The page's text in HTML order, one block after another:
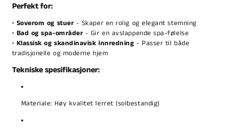
Perfekt for:
• Soverom og stuer - Skaper en rolig og elegant stemning
• Bad og spa-områder - Gir en avslappende spa-følelse
• Klassisk og skandinavisk innredning - Passer til både
tradisjonelle og moderne hjem
Tekniske spesifikasjoner:
Materiale: Høy kvalitet lerret (solbestandig)